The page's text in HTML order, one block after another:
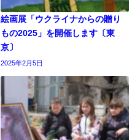
絵画展「ウクライナからの贈り
もの2025」を開催します〔東
京〕
2025年2月5日